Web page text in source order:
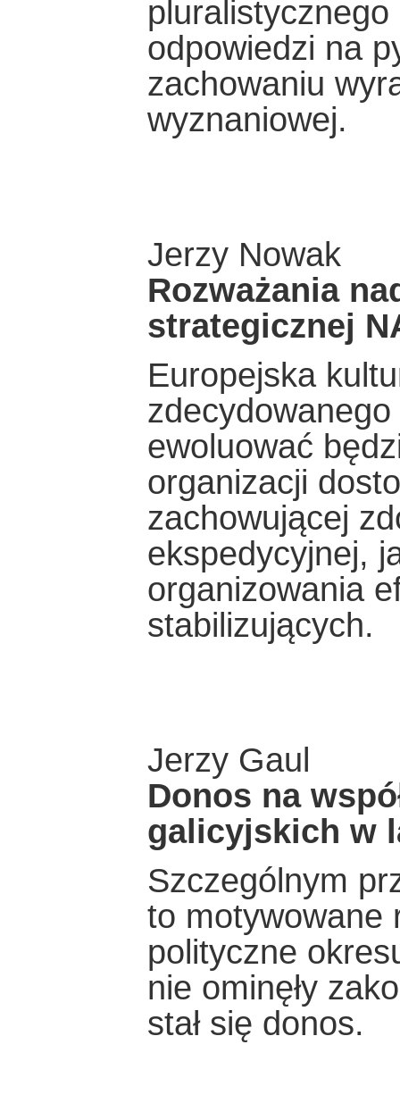
pluralistycznego
odpowiedzi na
zachowaniu
wyznaniowej.
Jerzy Nowak
Rozważania
strategicznej
Europejska
zdecydowanego
ewoluować
organizacji
zachowującej
ekspedycyjnej,
organizowania
stabilizujących.
Jerzy Gaul
Donos na
galicyjskich w
Szczególnym
to motywowane
polityczne
nie ominęły
stał się donos.